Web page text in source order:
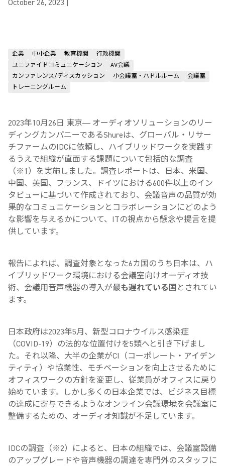
October 26, 2023
企業 中小企業 教育機関
行政機関
ユニファイドコミュニケーション
AV会議
カンファレンス/ディスカッション
小会議室・ハドルルーム
会議室
トレーニングルーム
2023年10月26日 東京― オーディオソリューションのリー
ディングカンパニーであるShureは、グローバル・リサー
チファームのIDCに依頼し、ハイブリッドワークを実践す
るうえで組織が直面する課題について包括的な調査
（※1）を実施しました。調査レポートは、日本、米国、
中国、英国、フランス、ドイツにおける600件以上のイン
タビューに基づいて作成されており、会議音声の品質が効
果的なコミュニケーションとコラボレーションにどのよう
な影響を与えるかについて、ITの視点から懸念や提言を提
供しています。
報告によれば、調査対象となった6カ国のうち日本は、ハ
イブリッドワーク環境における会議室向けオーディオ技
術、会議用音声機器の導入が最も遅れている国 とされてい
ます。
日本政府は2023年5月、新型コロナウイルス感染症
（COVID-19）の法的な位置付けを5類へと引き下げまし
た。それ以降、大半の企業がCI（コーポレート・アイデン
ティティ）や協業性、モチベーションを向上させるために
オフィスワークの方針を変更し、従業員がオフィスに戻り
始めています。しかし多くの日本企業では、ビジネス目標
の達成に寄与できるようなオンライン会議環境を会議室に
整備するための、オーディオ知識が不足しています。
IDCの調査（※2）によると、日本の組織では、会議室設備
のアップグレードや音声機器の調達を専門外のスタッフに